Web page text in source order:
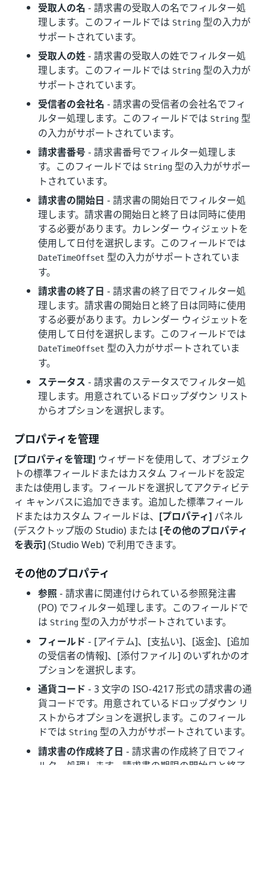
受取人の名 - 請求書の受取人の名でフィルター処
理します。このフィールドでは String 型の入力が
サポートされています。
受取人の姓 - 請求書の受取人の姓でフィルター処
理します。このフィールドでは String 型の入力が
サポートされています。
受信者の会社名 - 請求書の受信者の会社名でフィ
ルター処理します。このフィールドでは String 型
の入力がサポートされています。
請求書番号 - 請求書番号でフィルター処理しま
す。このフィールドでは String 型の入力がサポー
トされています。
請求書の開始日 - 請求書の開始日でフィルター処
理します。請求書の開始日と終了日は同時に使用
する必要があります。カレンダー ウィジェットを
使用して日付を選択します。このフィールドでは
DateTimeOffset 型の入力がサポートされていま
す。
請求書の終了日 - 請求書の終了日でフィルター処
理します。請求書の開始日と終了日は同時に使用
する必要があります。カレンダー ウィジェットを
使用して日付を選択します。このフィールドでは
DateTimeOffset 型の入力がサポートされていま
す。
ステータス - 請求書のステータスでフィルター処
理します。用意されているドロップダウン リスト
からオプションを選択します。
プロパティを管理
[プロパティを管理] ウィザードを使用して、オブジェク
トの標準フィールドまたはカスタム フィールドを設定
または使用します。フィールドを選択してアクティビテ
ィ キャンバスに追加できます。追加した標準フィール
ドまたはカスタム フィールドは、 [プロパティ] パネル
(デスクトップ版の Studio) または [その他のプロパティ
を表示] (Studio Web) で利用できます。
その他のプロパティ
参照 - 請求書に関連付けられている参照発注書
(PO) でフィルター処理します。このフィールドで
は String 型の入力がサポートされています。
フィールド - [アイテム]、[支払い]、[返金]、[追加
の受信者の情報]、[添付ファイル] のいずれかのオ
プションを選択します。
通貨コード - 3 文字の ISO-4217 形式の請求書の通
貨コードです。用意されているドロップダウン リ
ストからオプションを選択します。このフィール
ドでは String 型の入力がサポートされています。
請求書の作成終了日 - 請求書の作成終了日でフィ
ルター処理します。請求書の期限の開始日と終了